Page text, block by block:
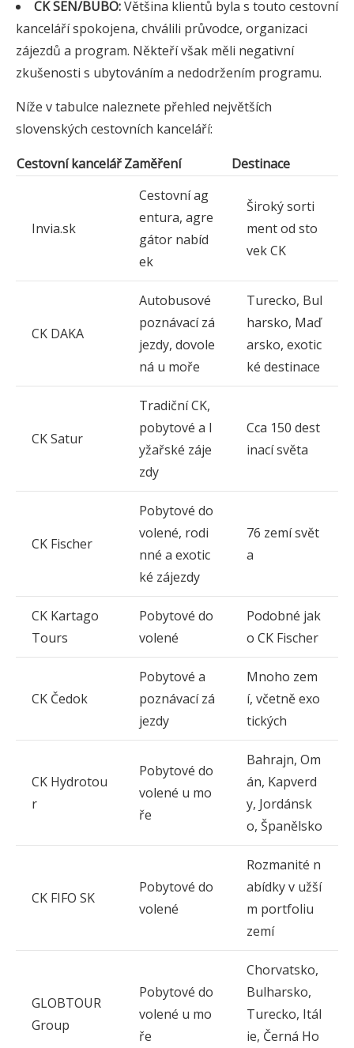
CK SEN/BUBO:Většina klientů byla s touto cestovní
kanceláří spokojena, chválili průvodce, organizaci
zájezdů a program. Někteří však měli negativní
zkušenosti s ubytováním a nedodržením programu.
Níže v tabulce naleznete přehled největších
slovenských cestovních kanceláří:
Cestovní kancelářZaměření Destinace
Invia.sk
Cestovní ag
entura, agre
gátor nabíd
ek
Široký sorti
ment od sto
vek CK
CK DAKA
Autobusové
poznávací zá
jezdy, dovole
ná u moře
Turecko, Bul
harsko, Maď
arsko, exotic
ké destinace
CK Satur
Tradiční CK,
pobytové a l
yžařské záje
zdy
Cca 150 dest
inací světa
CK Fischer
Pobytové do
volené, rodi
nné a exotic
ké zájezdy
76 zemí svět
a
CK Kartago
Tours
Pobytové do
volené
Podobné jak
o CK Fischer
CK Čedok
Pobytové a
poznávací zá
jezdy
Mnoho zem
í, včetně exo
tických
CK Hydrotou
r
Pobytové do
volené u mo
ře
Bahrajn, Om
án, Kapverd
y, Jordánsk
o, Španělsko
CK FIFO SK
Pobytové do
volené
Rozmanité n
abídky v užší
m portfoliu
zemí
GLOBTOUR
Group
Pobytové do
volené u mo
ře
Chorvatsko,
Bulharsko,
Turecko, Itál
ie, Černá Ho